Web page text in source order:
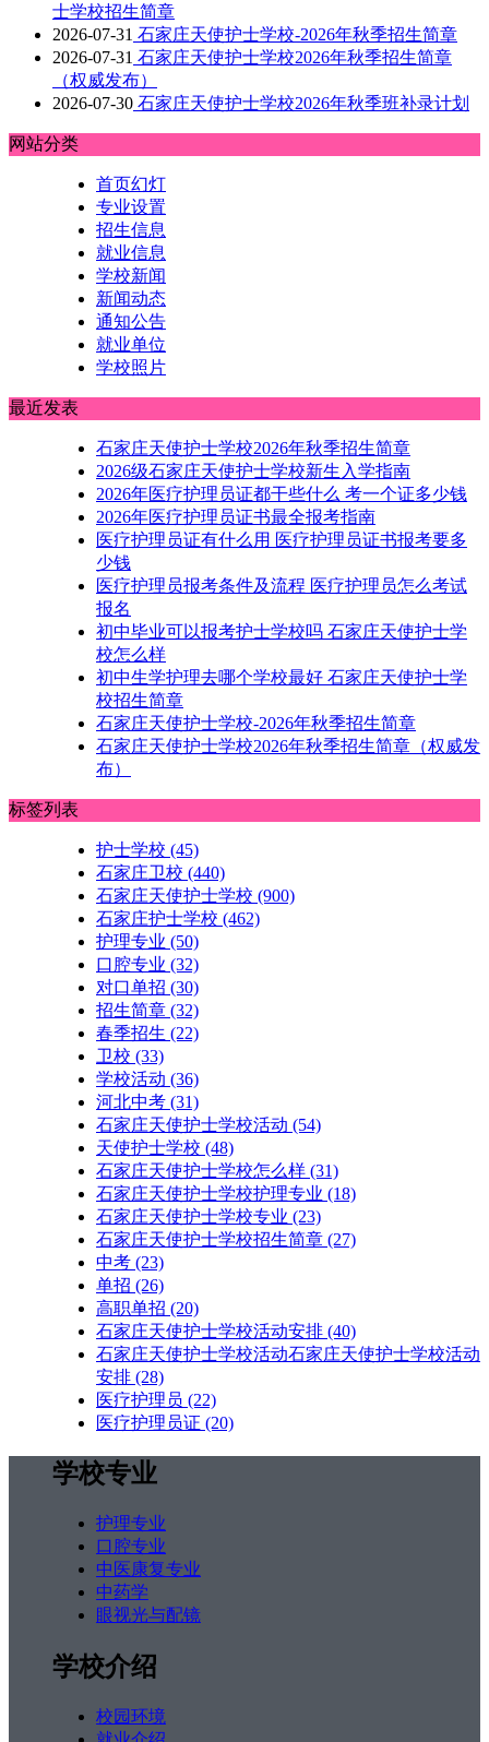
士学校招生简章
2026-07-31 石家庄天使护士学校-2026年秋季招生简章
2026-07-31 石家庄天使护士学校2026年秋季招生简章
（权威发布）
2026-07-30 石家庄天使护士学校2026年秋季班补录计划
网站分类
首页幻灯
专业设置
招生信息
就业信息
学校新闻
新闻动态
通知公告
就业单位
学校照片
最近发表
石家庄天使护士学校2026年秋季招生简章
2026级石家庄天使护士学校新生入学指南
2026年医疗护理员证都干些什么 考一个证多少钱
2026年医疗护理员证书最全报考指南
医疗护理员证有什么用 医疗护理员证书报考要多
少钱
医疗护理员报考条件及流程 医疗护理员怎么考试
报名
初中毕业可以报考护士学校吗 石家庄天使护士学
校怎么样
初中生学护理去哪个学校最好 石家庄天使护士学
校招生简章
石家庄天使护士学校-2026年秋季招生简章
石家庄天使护士学校2026年秋季招生简章（权威发
布）
标签列表
护士学校 (45)
石家庄卫校 (440)
石家庄天使护士学校 (900)
石家庄护士学校 (462)
护理专业 (50)
口腔专业 (32)
对口单招 (30)
招生简章 (32)
春季招生 (22)
卫校 (33)
学校活动 (36)
河北中考 (31)
石家庄天使护士学校活动 (54)
天使护士学校 (48)
石家庄天使护士学校怎么样 (31)
石家庄天使护士学校护理专业 (18)
石家庄天使护士学校专业 (23)
石家庄天使护士学校招生简章 (27)
中考 (23)
单招 (26)
高职单招 (20)
石家庄天使护士学校活动安排 (40)
石家庄天使护士学校活动石家庄天使护士学校活动
安排 (28)
医疗护理员 (22)
医疗护理员证 (20)
学校专业
护理专业
口腔专业
中医康复专业
中药学
眼视光与配镜
学校介绍
校园环境